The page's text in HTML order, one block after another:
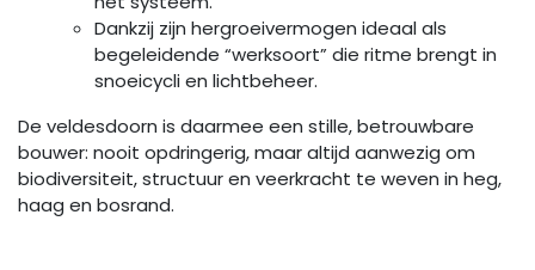
Dankzij zijn hergroeivermogen ideaal als
begeleidende “werksoort” die ritme brengt in
snoeicycli en lichtbeheer.
De veldesdoorn is daarmee een stille, betrouwbare
bouwer: nooit opdringerig, maar altijd aanwezig om
biodiversiteit, structuur en veerkracht te weven in heg,
haag en bosrand.